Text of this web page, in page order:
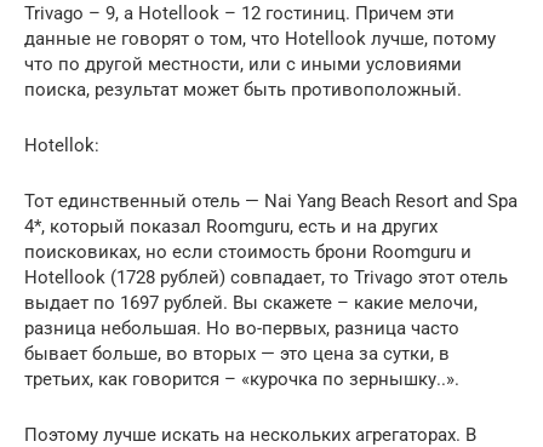
Trivago – 9, а Hotellook – 12 гостиниц. Причем эти
данные не говорят о том, что Hotellook лучше, потому
что по другой местности, или с иными условиями
поиска, результат может быть противоположный.
Hotellok:
Тот единственный отель — Nai Yang Beach Resort and Spa
4*, который показал Roomguru, есть и на других
поисковиках, но если стоимость брони Roomguru и
Hotellook (1728 рублей) совпадает, то Trivago этот отель
выдает по 1697 рублей. Вы скажете – какие мелочи,
разница небольшая. Но во-первых, разница часто
бывает больше, во вторых — это цена за сутки, в
третьих, как говорится – «курочка по зернышку..».
Поэтому лучше искать на нескольких агрегаторах. В